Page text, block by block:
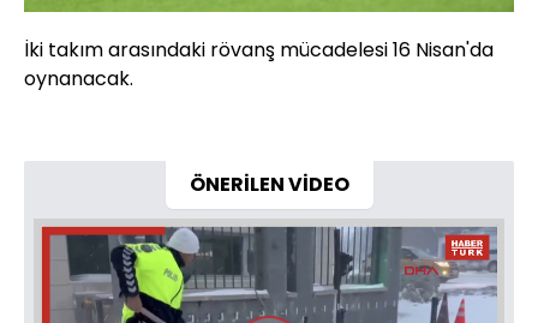
İki takım arasındaki rövanş mücadelesi 16 Nisan'da
oynanacak.
ÖNERİLEN VİDEO